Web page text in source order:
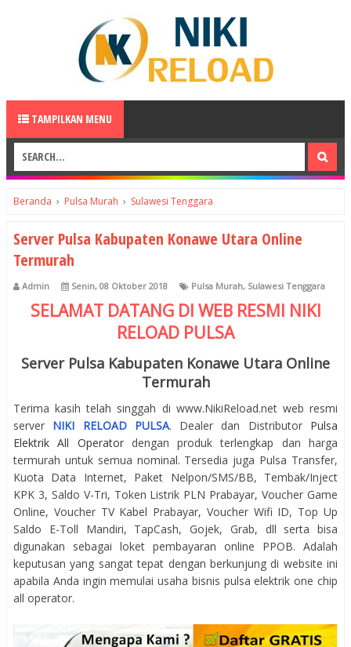
TAMPILKAN MENU
Beranda › Pulsa Murah › Sulawesi Tenggara
Server Pulsa Kabupaten Konawe Utara Online
Termurah
Admin Senin, 08 Oktober 2018 Pulsa Murah, Sulawesi Tenggara
SELAMAT DATANG DI WEB RESMI NIKI
RELOAD PULSA
Server Pulsa Kabupaten Konawe Utara Online
Termurah
Terima kasih telah singgah di www.NikiReload.net web resmi
server NIKI RELOAD PULSA. Dealer dan Distributor Pulsa
Elektrik All Operatordengan produk terlengkap dan harga
termurah untuk semua nominal. Tersedia juga Pulsa Transfer,
Kuota Data Internet, Paket Nelpon/SMS/BB, Tembak/Inject
KPK 3, Saldo V-Tri, Token Listrik PLN Prabayar, Voucher Game
Online, Voucher TV Kabel Prabayar, Voucher Wifi ID, Top Up
Saldo E-Toll Mandiri, TapCash, Gojek, Grab, dll serta bisa
digunakan sebagai loket pembayaran online PPOB. Adalah
keputusan yang sangat tepat dengan berkunjung di website ini
apabila Anda ingin memulai usaha bisnis pulsa elektrik one chip
all operator.